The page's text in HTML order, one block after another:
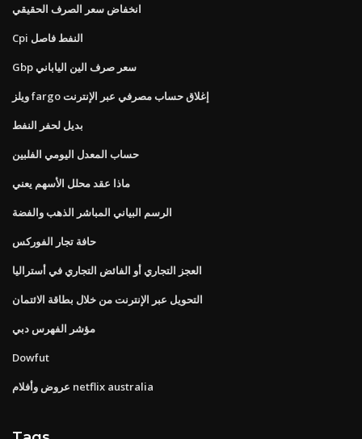
انخفاض سعر الصرف الحقيقي
Cpi النفط فاصل
Gbp سعر صرف الين الياباني
ويلز fargo إغلاق حساب مصرفي عبر الإنترنت
بديل لحفر النفط
حساب المعدل اليومي الفلبين
ماذا عقد محلل الأسهم يعني
الرسم البياني المباشر الذهب والفضة
حافة تجار الفوركس
العجز التجاري أو الفائض التجاري في أستراليا
التحويل عبر الإنترنت من خلال بطاقة الائتمان
مؤشر الفهرس دبي
Dowfut
عروض وأفلام netflix australia